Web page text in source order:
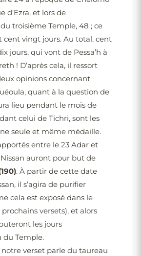
d’Ezra, et lors de
troisième Temple, 48 ; ce
cent vingt jours. Au total, cent
jours, qui vont de Pessa’h à
! D’après cela, il ressort
opinions concernant
quant à la question de
lieu pendant le mois de
celui de Tichri, sont les
seule et même médaille.
entre le 23 Adar et
Nissan auront pour but de
. À partir de cette date
il s’agira de purifier
cela est exposé dans le
versets), et alors
les jours
du Temple.
notre verset parle du taureau